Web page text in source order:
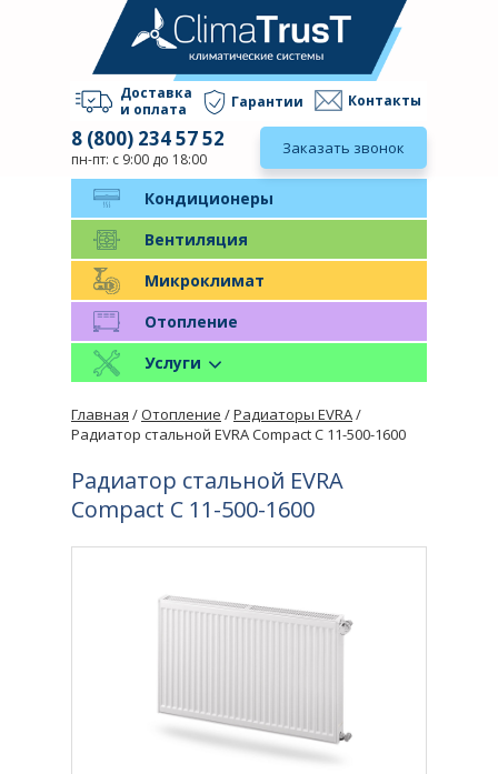
Доставка
и оплата
Гарантии Контакты
8 (800) 234 57 52
пн-пт: с 9:00 до 18:00
Заказать звонок
Кондиционеры
Вентиляция
Микроклимат
Отопление
Услуги
Главная /Отопление /Радиаторы EVRA/
Радиатор стальной EVRA Compact C 11-500-1600
Радиатор стальной EVRA
Compact C 11-500-1600